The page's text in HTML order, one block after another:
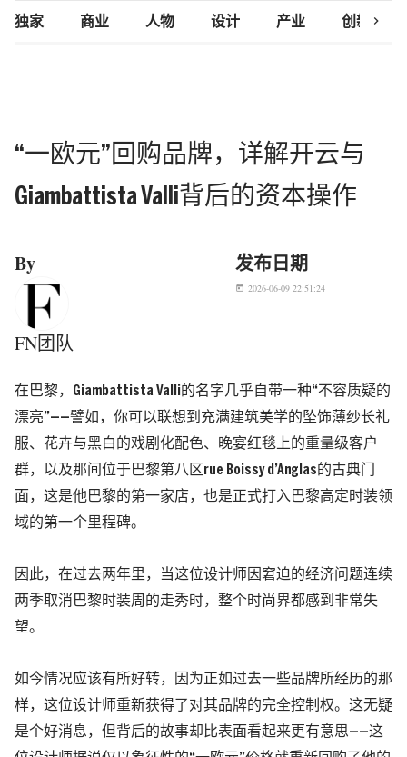
独家 商业 人物 设计 产业 创新研究
chevron_right
“一欧元”回购品牌，详解开云与
Giambattista Valli背后的资本操作
By
FN团队
发布日期
today 2026-06-09 22:51:24
在巴黎，Giambattista Valli的名字几乎自带一种“不容质疑的
漂亮”——譬如，你可以联想到充满建筑美学的坠饰薄纱长礼
服、花卉与黑白的戏剧化配色、晚宴红毯上的重量级客户
群，以及那间位于巴黎第八区rue Boissy d’Anglas的古典门
面，这是他巴黎的第一家店，也是正式打入巴黎高定时装领
域的第一个里程碑。
因此，在过去两年里，当这位设计师因窘迫的经济问题连续
两季取消巴黎时装周的走秀时，整个时尚界都感到非常失
望。
如今情况应该有所好转，因为正如过去一些品牌所经历的那
样，这位设计师重新获得了对其品牌的完全控制权。这无疑
是个好消息，但背后的故事却比表面看起来更有意思——这